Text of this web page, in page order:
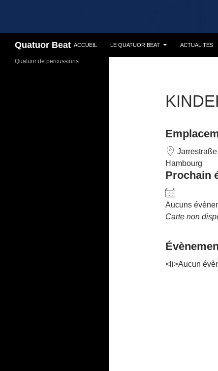
Quatuor Beat ACCUEIL LE QUATUOR BEAT ACTUALITES
Hambourg
Prochain
Aucuns
Carte non
<li>Aucun
Quatuor de percussions